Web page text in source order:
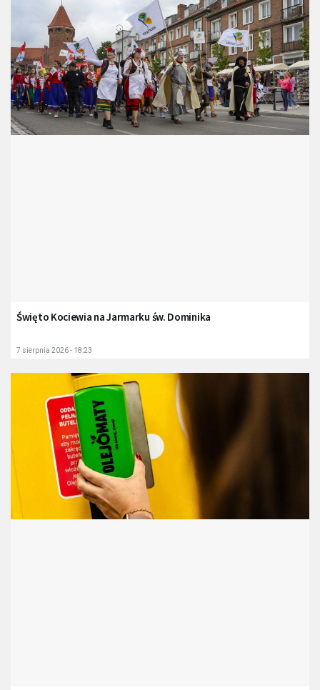
Święto Kociewia na Jarmarku św. Dominika
7 sierpnia 2026 - 18:23